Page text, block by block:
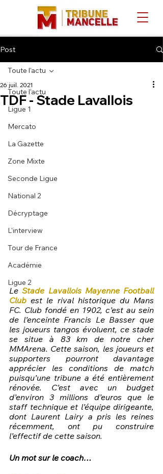
Post
Toute l'actu
Ligue 1
Mercato
La Gazette
Zone Mixte
Seconde Ligue
National 2
Décryptage
L'interview
Tour de France
Académie
Ligue 2
Toute l'actu
TDF - Stade Lavallois
26 juil. 2021
Le Stade Lavallois Mayenne Football
Club est le rival historique du Mans
FC. Club fondé en 1902, c’est au sein
de l’enceinte Francis Le Basser que
les joueurs tangos évoluent, ce stade
se situe à 83 km de notre cher
MMArena. Cette saison, les joueurs et
supporters pourront davantage
apprécier les conditions de match
puisqu’une tribune a été entièrement
rénovée. C’est avec un budget
d’environ 3 millions d’euros que le
staff technique et l’équipe dirigeante,
dont Laurent Lairy a pris les reines
récemment, ont pu construire
l’effectif de cette saison.
Un mot sur le coach…